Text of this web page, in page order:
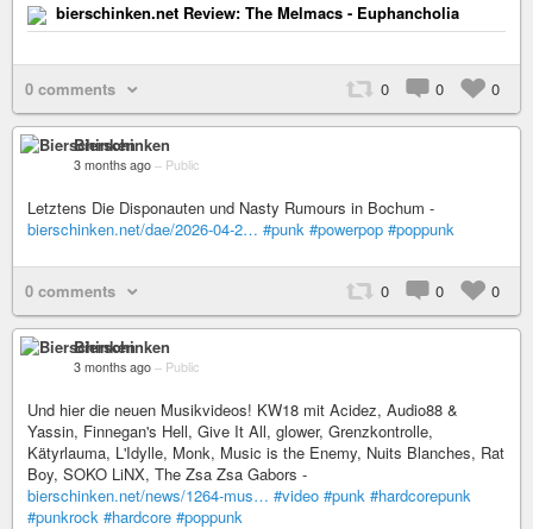
bierschinken.net Review: The Melmacs - Euphancholia
0 comments 0 0 0
Bierschinken
3 months ago – Public
Letztens Die Disponauten und Nasty Rumours in Bochum -
bierschinken.net/dae/2026-04-2… #punk #powerpop #poppunk
0 comments 0 0 0
Bierschinken
3 months ago – Public
Und hier die neuen Musikvideos! KW18 mit Acidez, Audio88 &
Yassin, Finnegan's Hell, Give It All, glower, Grenzkontrolle,
Kätyrlauma, L'Idylle, Monk, Music is the Enemy, Nuits Blanches, Rat
Boy, SOKO LiNX, The Zsa Zsa Gabors -
bierschinken.net/news/1264-mus… #video #punk #hardcorepunk
#punkrock #hardcore #poppunk